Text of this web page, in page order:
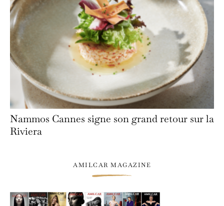
Nammos Cannes signe son grand retour sur la
Riviera
AMILCAR MAGAZINE